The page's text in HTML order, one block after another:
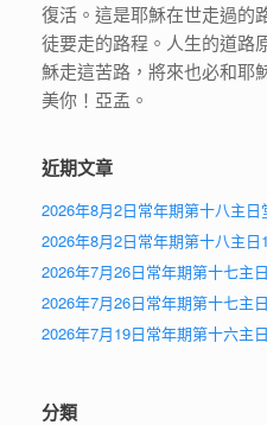
復活。這是耶穌在世走過的
徒要走的路程。人生的道路
穌走這苦路，將來也必和耶
美你！亞孟。
近期文章
2026年8月2日常年期第十八主日
2026年8月2日常年期第十八主日
2026年7月26日常年期第十七主
2026年7月26日常年期第十七主
2026年7月19日常年期第十六主
分類